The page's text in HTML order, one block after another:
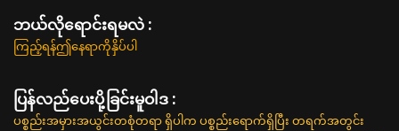
ဘယ်လိုရောင်းရမလဲ :
ကြည့်ရန်ဤနေရာကိုနှိပ်ပါ
ပြန်လည်ပေးပို့ခြင်းမူဝါဒ :
ပစ္စည်းအမှားအယွင်းတစုံတရာ ရှိပါက ပစ္စည်းရောက်ရှိပြီး တရက်အတွင်း